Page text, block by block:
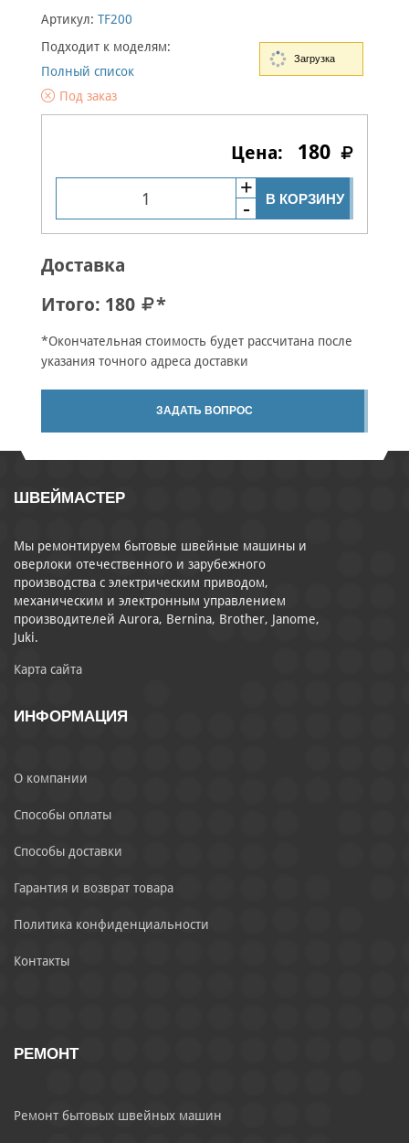
Артикул: TF200
Подходит к моделям:
Полный список
Под заказ
180
В КОРЗИНУ
Доставка
Итого: 180 *
*Окончательная стоимость будет рассчитана после
указания точного адреса доставки
ЗАДАТЬ ВОПРОС
ШВЕЙМАСТЕР
Мы ремонтируем бытовые швейные машины и
оверлоки отечественного и зарубежного
производства с электрическим приводом,
механическим и электронным управлением
производителей Aurora, Bernina, Brother, Janome,
Juki.
Карта сайта
ИНФОРМАЦИЯ
О компании
Способы оплаты
Способы доставки
Гарантия и возврат товара
Политика конфиденциальности
Контакты
РЕМОНТ
Ремонт бытовых швейных машин
Загрузка